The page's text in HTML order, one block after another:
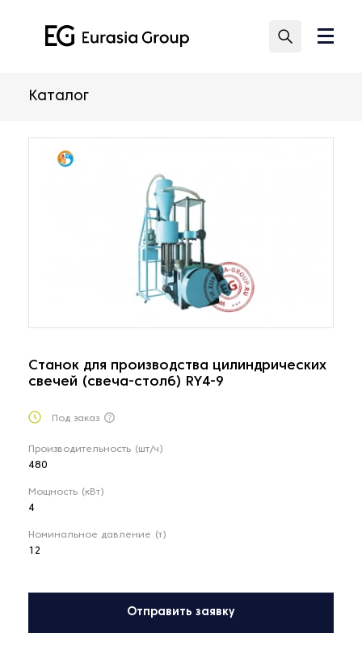
Каталог
Станок для производства цилиндрических
свечей (свеча-столб) RY4-9
Под заказ
Производительность (шт/ч)
480
Мощность (кВт)
4
Номинальное давление (т)
12
Отправить заявку